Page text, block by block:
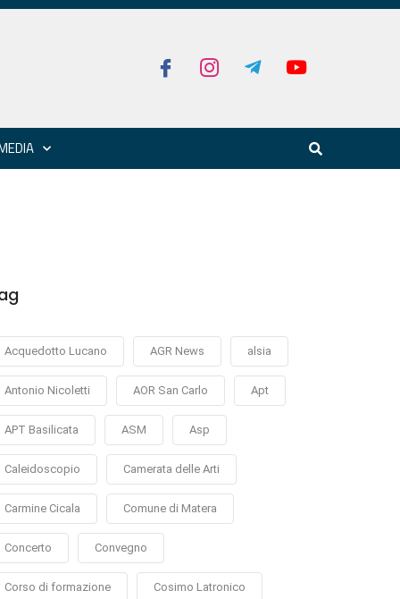
Acquedotto Lucano AGR News alsia
Antonio Nicoletti AOR San Carlo Apt
APT Basilicata ASM Asp
Caleidoscopio Camerata delle Arti
Carmine Cicala Comune di Matera
Concerto Convegno
Corso di formazione Cosimo Latronico